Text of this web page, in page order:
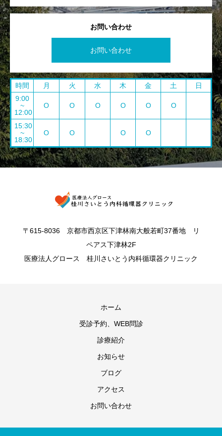
お問い合わせ
お問い合わせ
時間 月 火 水 木 金 土
日
9:00
~
12:00
O O O O O O
15:30
~
18:30
O O O O
〒615-8036 京都市西京区下津林南大般若町37番地 リ
ペアス下津林2F
医療法人グロース 桂川さいとう内科循環器クリニック
ホーム
受診予約、WEB問診
診療紹介
お知らせ
ブログ
アクセス
お問い合わせ